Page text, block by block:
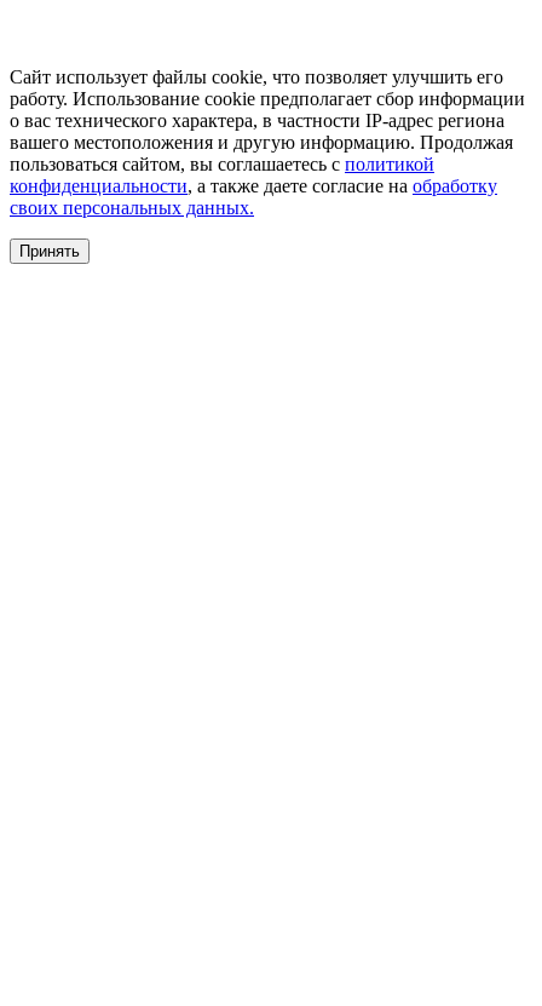
Сайт использует файлы cookie, что позволяет улучшить его
работу. Использование cookie предполагает сбор информации
о вас технического характера, в частности IP-адрес региона
вашего местоположения и другую информацию. Продолжая
пользоваться сайтом, вы соглашаетесь с политикой
конфиденциальности, а также даете согласие на обработку
своих персональных данных.
Принять